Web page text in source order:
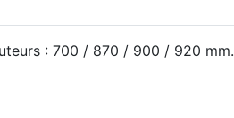
: 700 / 870 / 900 / 920 mm.